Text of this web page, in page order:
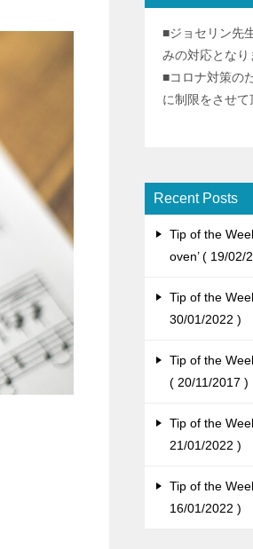
■ジョセリン先
みの対応となり
■コロナ対策の
に制限をさせて
Recent Posts
Tip of the
oven’
19/02/
Tip of the
30/01/2022
Tip of the
20/11/2017
Tip of the
21/01/2022
Tip of the
16/01/2022